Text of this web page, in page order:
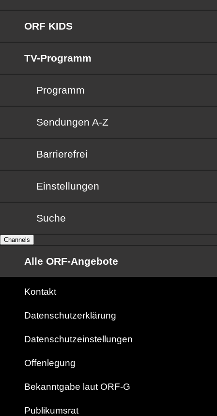
ORF KIDS
TV-Programm
Programm
Sendungen von A bis Z
Sendungen A-Z
Barrierefrei
Barrierefrei
Einstellungen
Suche
Channels
Alle ORF-Angebote
Kontakt
Datenschutzerklärung
Datenschutzeinstellungen
Offenlegung
Bekanntgabe laut ORF-G
Publikumsrat